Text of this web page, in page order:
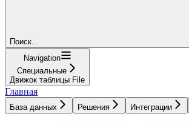
Поиск...
Navigation
Специальные
Движок таблицы File
Главная
База данных Решения Интеграции